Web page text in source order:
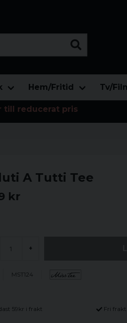
Hem/Fritid Tv/
till reducerat pris
A Tutti Tee
kr
+
MST124
59kr i frakt Fri